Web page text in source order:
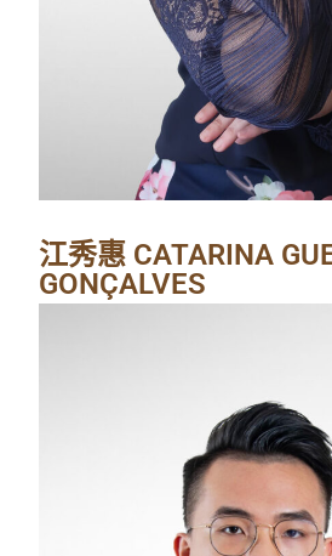
江秀惠 CATARINA
GONÇALVES